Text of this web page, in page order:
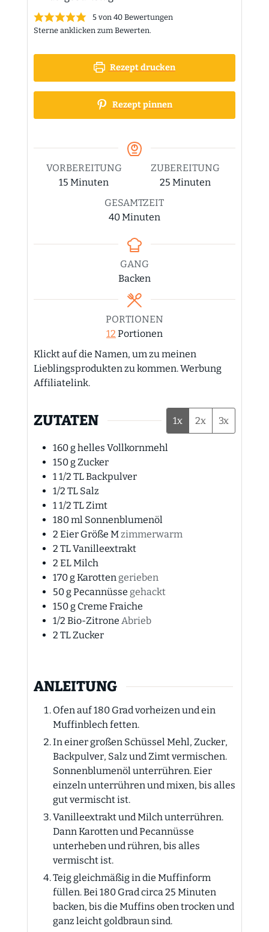
5von 40Bewertungen
Sterne anklicken zum Bewerten.
Rezept drucken
Rezept pinnen
VORBEREITUNG
15 Minuten
Minuten
ZUBEREITUNG
25Minuten
Minuten
GESAMTZEIT
40Minuten
Minuten
GANG
Backen
PORTIONEN
12 Portionen
Klickt auf die Namen, um zu meinen
Lieblingsprodukten zu kommen. Werbung
Affiliatelink.
ZUTATEN 1x 2x 3x
160ghelles Vollkornmehl
150g Zucker
1 1/2 TL Backpulver
1/2 TL Salz
1 1/2 TL Zimt
180ml Sonnenblumenöl
2 Eier Größe Mzimmerwarm
2 TL Vanilleextrakt
2 EL Milch
170gKarotten gerieben
50gPecannüsse gehackt
150g Creme Fraiche
1/2 Bio-Zitrone Abrieb
2 TL Zucker
ANLEITUNG
Ofen auf 180 Grad vorheizen und ein
Muffinblech fetten.
In einer großen Schüssel Mehl, Zucker,
Backpulver, Salz und Zimt vermischen.
Sonnenblumenöl unterrühren. Eier
einzeln unterrühren und mixen, bis alles
gut vermischt ist.
Vanilleextrakt und Milch unterrühren.
Dann Karotten und Pecannüsse
unterheben und rühren, bis alles
vermischt ist.
Teig gleichmäßig in die Muffinform
füllen. Bei 180 Grad circa 25 Minuten
backen, bis die Muffins oben trocken und
ganz leicht goldbraun sind.